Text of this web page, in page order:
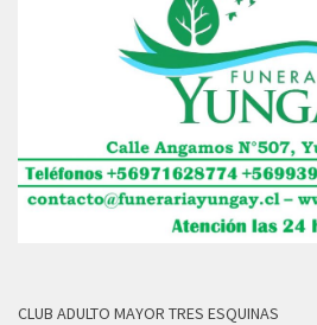
CLUB ADULTO MAYOR TRES ESQUINAS